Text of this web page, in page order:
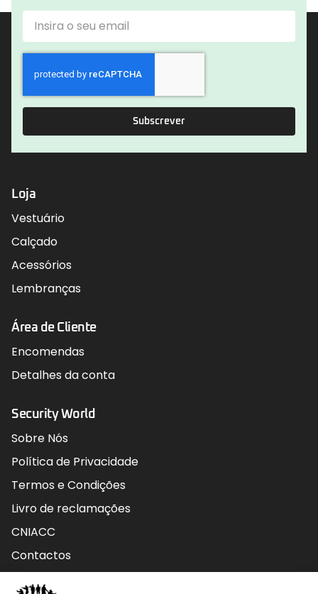
Subscrever
Loja
Vestuário
Calçado
Acessórios
Lembranças
Área de Cliente
Encomendas
Detalhes da conta
Security World
Sobre Nós
Política de Privacidade
Termos e Condições
Livro de reclamações
CNIACC
Contactos